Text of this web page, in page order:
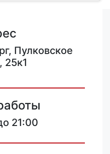
Пулковское
25к1
21:00